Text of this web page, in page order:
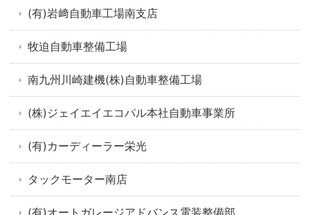
(有)岩﨑自動車工場南支店
牧迫自動車整備工場
南九州川崎建機(株)自動車整備工場
(株)ジェイエイエコパル本社自動車事業所
(有)カーディーラー栄光
タックモーター南店